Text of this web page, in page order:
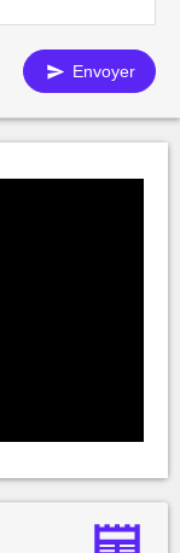
Envoyer